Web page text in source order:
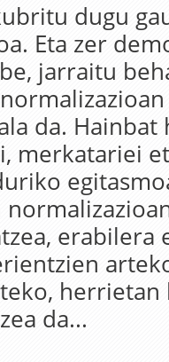
dugu
Eta zer
jarraitu
da.
merkatariei
erabilera
da...